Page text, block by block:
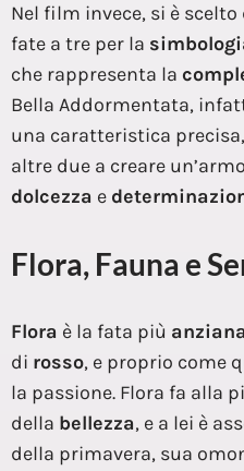
Nel film invece, si è
fate a tre per la
che rappresenta la
Bella Addormentata,
una caratteristica
altre due a creare
dolcezza e
Flora, Fauna e
Flora è la fata più
di rosso, e proprio come
la passione. Flora fa alla
della bellezza, e a lei è
della primavera, sua